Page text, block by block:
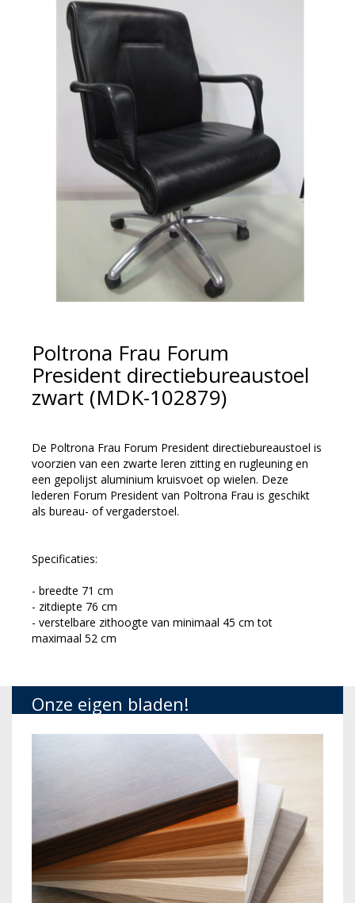
Poltrona Frau Forum
President directiebureaustoel
zwart (MDK-102879)
De Poltrona Frau Forum President directiebureaustoel is
voorzien van een zwarte leren zitting en rugleuning en
een gepolijst aluminium kruisvoet op wielen. Deze
lederen Forum President van Poltrona Frau is geschikt
als bureau- of vergaderstoel.
Specificaties:
- breedte 71 cm
- zitdiepte 76 cm
- verstelbare zithoogte van minimaal 45 cm tot
maximaal 52 cm
Onze eigen bladen!